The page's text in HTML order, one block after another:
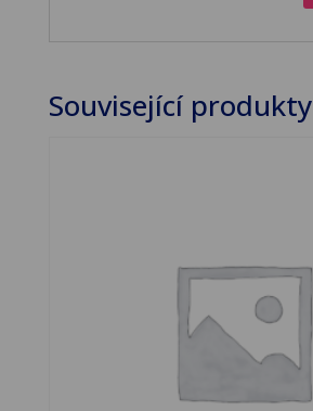
Související produkty